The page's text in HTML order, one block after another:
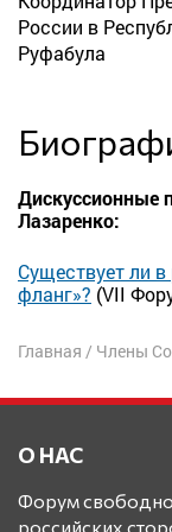
России в
Руфабула
Дискуссионные
Лазаренко:
Существует ли
фланг»? (VII
Главная / Члены
О НАС
Форум
российских